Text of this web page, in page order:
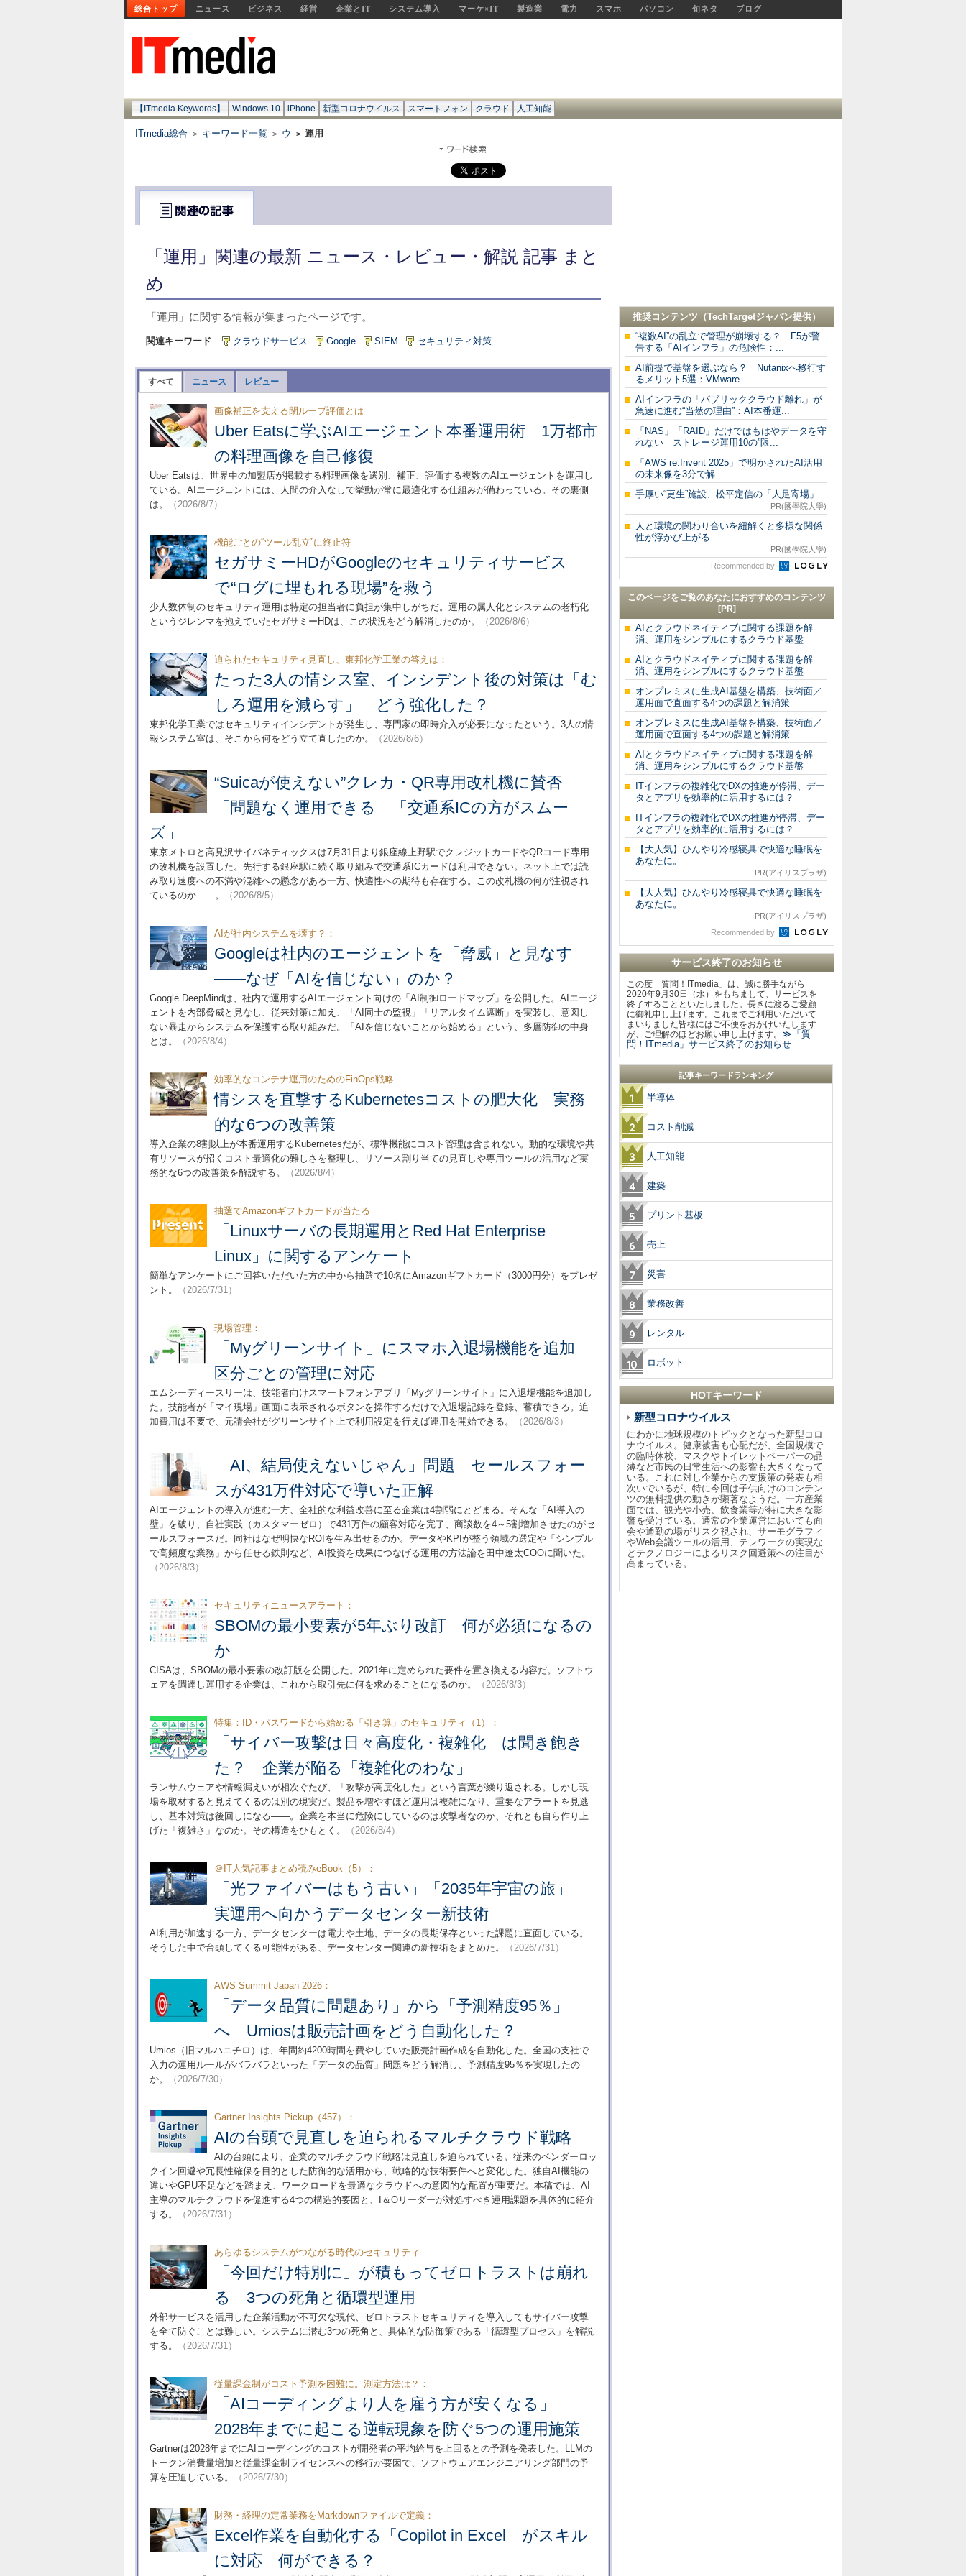
総合トップ ニュース ビジネス 経営 企業とIT システム導入 マーケ×IT 製造業 電力 スマホ パソコン 旬ネタ ブログ
【ITmedia Keywords】 Windows 10 iPhone 新型コロナウイルス スマートフォン クラウド 人工知能
ITmedia総合 > キーワード一覧 > ウ > 運用
「運用」関連の最新 ニュース・レビュー・解説 記事 まと
め
「運用」に関する情報が集まったページです。
関連キーワード クラウドサービス Google SIEM セキュリティ対策
すべて ニュース レビュー
画像補正を支える閉ループ評価とは
Uber Eatsに学ぶAIエージェント本番運用術 1万都市
の料理画像を自己修復
Uber Eatsは、世界中の加盟店が掲載する料理画像を選別、補正、評価する複数のAIエージェントを運用し
ている。AIエージェントには、人間の介入なしで挙動が常に最適化する仕組みが備わっている。その裏側
は。
（2026/8/7）
機能ごとの“ツール乱立”に終止符
セガサミーHDがGoogleのセキュリティサービス
で“ログに埋もれる現場”を救う
少人数体制のセキュリティ運用は特定の担当者に負担が集中しがちだ。運用の属人化とシステムの老朽化
というジレンマを抱えていたセガサミーHDは、この状況をどう解消したのか。
（2026/8/6）
迫られたセキュリティ見直し、東邦化学工業の答えは：
たった3人の情シス室、インシデント後の対策は「む
しろ運用を減らす」 どう強化した？
東邦化学工業ではセキュリティインシデントが発生し、専門家の即時介入が必要になったという。3人の情
報システム室は、そこから何をどう立て直したのか。
（2026/8/6）
“Suicaが使えない”クレカ・QR専用改札機に賛否
「問題なく運用できる」「交通系ICの方がスムー
ズ」
東京メトロと高見沢サイバネティックスは7月31日より銀座線上野駅でクレジットカードやQRコード専用
の改札機を設置した。先行する銀座駅に続く取り組みで交通系ICカードは利用できない。ネット上では読
み取り速度への不満や混雑への懸念がある一方、快適性への期待も存在する。この改札機の何が注視され
ているのか――。
（2026/8/5）
AIが社内システムを壊す？：
Googleは社内のエージェントを「脅威」と見なす
――なぜ「AIを信じない」のか？
Google DeepMindは、社内で運用するAIエージェント向けの「AI制御ロードマップ」を公開した。AIエージ
ェントを内部脅威と見なし、従来対策に加え、「AI同士の監視」「リアルタイム遮断」を実装し、意図し
ない暴走からシステムを保護する取り組みだ。「AIを信じないことから始める」という、多層防御の中身
とは。
（2026/8/4）
効率的なコンテナ運用のためのFinOps戦略
情シスを直撃するKubernetesコストの肥大化 実務
的な6つの改善策
導入企業の8割以上が本番運用するKubernetesだが、標準機能にコスト管理は含まれない。動的な環境や共
有リソースが招くコスト最適化の難しさを整理し、リソース割り当ての見直しや専用ツールの活用など実
務的な6つの改善策を解説する。
（2026/8/4）
抽選でAmazonギフトカードが当たる
「Linuxサーバの長期運用とRed Hat Enterprise
Linux」に関するアンケート
簡単なアンケートにご回答いただいた方の中から抽選で10名にAmazonギフトカード（3000円分）をプレゼ
ント。
（2026/7/31）
現場管理：
「Myグリーンサイト」にスマホ入退場機能を追加
区分ごとの管理に対応
エムシーディースリーは、技能者向けスマートフォンアプリ「Myグリーンサイト」に入退場機能を追加し
た。技能者が「マイ現場」画面に表示されるボタンを操作するだけで入退場記録を登録、蓄積できる。追
加費用は不要で、元請会社がグリーンサイト上で利用設定を行えば運用を開始できる。
（2026/8/3）
「AI、結局使えないじゃん」問題 セールスフォー
スが431万件対応で導いた正解
AIエージェントの導入が進む一方、全社的な利益改善に至る企業は4割弱にとどまる。そんな「AI導入の
壁」を破り、自社実践（カスタマーゼロ）で431万件の顧客対応を完了、商談数を4～5割増加させたのがセ
ールスフォースだ。同社はなぜ明快なROIを生み出せるのか。データやKPIが整う領域の選定や「シンプル
で高頻度な業務」から任せる鉄則など、AI投資を成果につなげる運用の方法論を田中遼太COOに聞いた。
（2026/8/3）
セキュリティニュースアラート：
SBOMの最小要素が5年ぶり改訂 何が必須になるの
か
CISAは、SBOMの最小要素の改訂版を公開した。2021年に定められた要件を置き換える内容だ。ソフトウ
ェアを調達し運用する企業は、これから取引先に何を求めることになるのか。
（2026/8/3）
特集：ID・パスワードから始める「引き算」のセキュリティ（1）：
「サイバー攻撃は日々高度化・複雑化」は聞き飽き
た？ 企業が陥る「複雑化のわな」
ランサムウェアや情報漏えいが相次ぐたび、「攻撃が高度化した」という言葉が繰り返される。しかし現
場を取材すると見えてくるのは別の現実だ。製品を増やすほど運用は複雑になり、重要なアラートを見逃
し、基本対策は後回しになる――。企業を本当に危険にしているのは攻撃者なのか、それとも自ら作り上
げた「複雑さ」なのか。その構造をひもとく。
（2026/8/4）
＠IT人気記事まとめ読みeBook（5）：
「光ファイバーはもう古い」「2035年宇宙の旅」
実運用へ向かうデータセンター新技術
AI利用が加速する一方、データセンターは電力や土地、データの長期保存といった課題に直面している。
そうした中で台頭してくる可能性がある、データセンター関連の新技術をまとめた。
（2026/7/31）
AWS Summit Japan 2026：
「データ品質に問題あり」から「予測精度95％」
へ Umiosは販売計画をどう自動化した？
Umios（旧マルハニチロ）は、年間約4200時間を費やしていた販売計画作成を自動化した。全国の支社で
入力の運用ルールがバラバラといった「データの品質」問題をどう解消し、予測精度95％を実現したの
か。
（2026/7/30）
Gartner Insights Pickup（457）：
AIの台頭で見直しを迫られるマルチクラウド戦略
AIの台頭により、企業のマルチクラウド戦略は見直しを迫られている。従来のベンダーロッ
クイン回避や冗長性確保を目的とした防御的な活用から、戦略的な技術要件へと変化した。独自AI機能の
違いやGPU不足などを踏まえ、ワークロードを最適なクラウドへの意図的な配置が重要だ。本稿では、AI
主導のマルチクラウドを促進する4つの構造的要因と、I＆Oリーダーが対処すべき運用課題を具体的に紹介
する。
（2026/7/31）
あらゆるシステムがつながる時代のセキュリティ
「今回だけ特別に」が積もってゼロトラストは崩れ
る 3つの死角と循環型運用
外部サービスを活用した企業活動が不可欠な現代、ゼロトラストセキュリティを導入してもサイバー攻撃
を全て防ぐことは難しい。システムに潜む3つの死角と、具体的な防御策である「循環型プロセス」を解説
する。
（2026/7/31）
従量課金制がコスト予測を困難に。測定方法は？：
「AIコーディングより人を雇う方が安くなる」
2028年までに起こる逆転現象を防ぐ5つの運用施策
Gartnerは2028年までにAIコーディングのコストが開発者の平均給与を上回るとの予測を発表した。LLMの
トークン消費量増加と従量課金制ライセンスへの移行が要因で、ソフトウェアエンジニアリング部門の予
算を圧迫している。
（2026/7/30）
財務・経理の定常業務をMarkdownファイルで定義：
Excel作業を自動化する「Copilot in Excel」がスキル
に対応 何ができる？
推奨コンテンツ（TechTargetジャパン提供）
“複数AI”の乱立で管理が崩壊する？ F5が警
告する「AIインフラ」の危険性：...
AI前提で基盤を選ぶなら？ Nutanixへ移行す
るメリット5選：VMware...
AIインフラの「パブリッククラウド離れ」が
急速に進む“当然の理由”：AI本番運...
「NAS」「RAID」だけではもはやデータを守
れない ストレージ運用10の”限...
「AWS re:Invent 2025」で明かされたAI活用
の未来像を3分で解...
手厚い“更生”施設、松平定信の「人足寄場」
PR(國學院大學)
人と環境の関わり合いを紐解くと多様な関係
性が浮かび上がる
PR(國學院大學)
Recommended by
このページをご覧のあなたにおすすめのコンテンツ
[PR]
AIとクラウドネイティブに関する課題を解
消、運用をシンプルにするクラウド基盤
AIとクラウドネイティブに関する課題を解
消、運用をシンプルにするクラウド基盤
オンプレミスに生成AI基盤を構築、技術面／
運用面で直面する4つの課題と解消策
オンプレミスに生成AI基盤を構築、技術面／
運用面で直面する4つの課題と解消策
AIとクラウドネイティブに関する課題を解
消、運用をシンプルにするクラウド基盤
ITインフラの複雑化でDXの推進が停滞、デー
タとアプリを効率的に活用するには？
ITインフラの複雑化でDXの推進が停滞、デー
タとアプリを効率的に活用するには？
【大人気】ひんやり冷感寝具で快適な睡眠を
あなたに。
PR(アイリスプラザ)
【大人気】ひんやり冷感寝具で快適な睡眠を
あなたに。
PR(アイリスプラザ)
Recommended by
サービス終了のお知らせ
この度「質問！ITmedia」は、誠に勝手ながら
2020年9月30日（水）をもちまして、サービスを
終了することといたしました。長きに渡るご愛顧
に御礼申し上げます。これまでご利用いただいて
まいりました皆様にはご不便をおかけいたします
が、ご理解のほどお願い申し上げます。 ≫「質
問！ITmedia」サービス終了のお知らせ
記事キーワードランキング
半導体
コスト削減
人工知能
建築
プリント基板
売上
災害
業務改善
レンタル
ロボット
HOTキーワード
新型コロナウイルス
にわかに地球規模のトピックとなった新型コロ
ナウイルス。健康被害も心配だが、全国規模で
の臨時休校、マスクやトイレットペーパーの品
薄など市民の日常生活への影響も大きくなって
いる。これに対し企業からの支援策の発表も相
次いでいるが、特に今回は子供向けのコンテン
ツの無料提供の動きが顕著なようだ。一方産業
面では、観光や小売、飲食業等が特に大きな影
響を受けている。通常の企業運営においても面
会や通勤の場がリスク視され、サーモグラフィ
やWeb会議ツールの活用、テレワークの実現な
どテクノロジーによるリスク回避策への注目が
高まっている。